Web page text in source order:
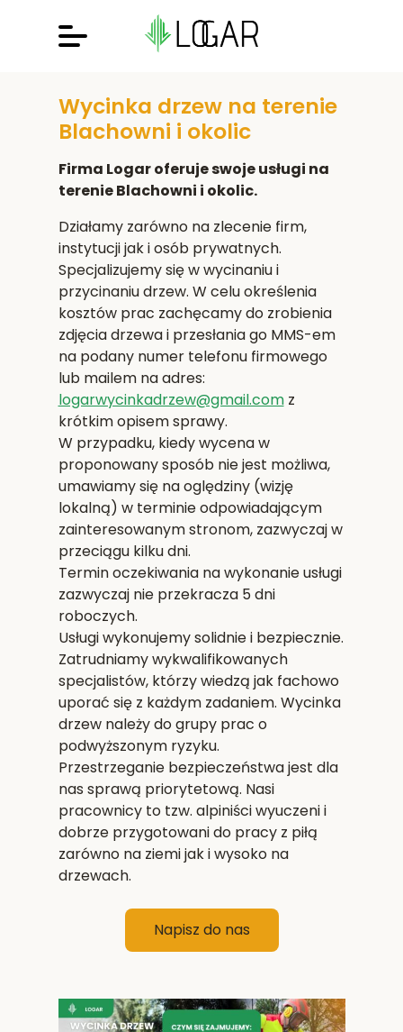
Wycinka drzew na terenie
Blachowni i okolic
Firma Logar oferuje swoje usługi na
terenie Blachowni i okolic.
Działamy zarówno na zlecenie firm,
instytucji jak i osób prywatnych.
Specjalizujemy się w wycinaniu i
przycinaniu drzew. W celu określenia
kosztów prac zachęcamy do zrobienia
zdjęcia drzewa i przesłania go MMS-em
na podany numer telefonu firmowego
lub mailem na adres:
logarwycinkadrzew@gmail.comz
krótkim opisem sprawy.
W przypadku, kiedy wycena w
proponowany sposób nie jest możliwa,
umawiamy się na oględziny (wizję
lokalną) w terminie odpowiadającym
zainteresowanym stronom, zazwyczaj w
przeciągu kilku dni.
Termin oczekiwania na wykonanie usługi
zazwyczaj nie przekracza 5 dni
roboczych.
Usługi wykonujemy solidnie i bezpiecznie.
Zatrudniamy wykwalifikowanych
specjalistów, którzy wiedzą jak fachowo
uporać się z każdym zadaniem. Wycinka
drzew należy do grupy prac o
podwyższonym ryzyku.
Przestrzeganie bezpieczeństwa jest dla
nas sprawą priorytetową. Nasi
pracownicy to tzw. alpiniści wyuczeni i
dobrze przygotowani do pracy z piłą
zarówno na ziemi jak i wysoko na
drzewach.
Napisz do nas